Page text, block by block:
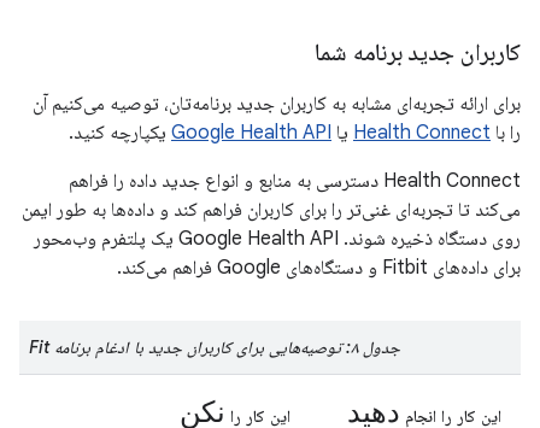
کاربران جدید برنامه شما
برای ارائه تجربه‌ای مشابه به کاربران جدید برنامه‌تان، توصیه می‌کنیم آن
را با Health Connect یا Google Health API یکپارچه کنید.
Health Connect دسترسی به منابع و انواع جدید داده را فراهم
می‌کند تا تجربه‌ای غنی‌تر را برای کاربران فراهم کند و داده‌ها به طور ایمن
روی دستگاه ذخیره شوند. Google Health API یک پلتفرم وب‌محور
برای داده‌های Fitbit و دستگاه‌های Google فراهم می‌کند.
جدول ۸: توصیه‌هایی برای کاربران جدید با ادغام برنامه Fit
این کار را انجام دهید این کار را نکن